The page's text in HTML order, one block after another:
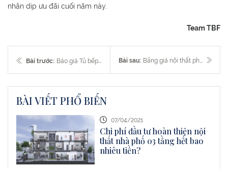
nhân dịp ưu đãi cuối năm này.
Team TBF
Bài trước: Báo giá Tủ bếp tại Đà Nẵng [Tháng 12] Cập nhật mới nhất Bài sau: Bảng giá nội thất phòng ngủ Tết Tân Sửu 2021
BÀI VIẾT PHỔ BIẾN
07/04/2021
Chi phí đầu tư hoàn thiện nội
thất nhà phố 03 tầng hết bao
nhiêu tiền?